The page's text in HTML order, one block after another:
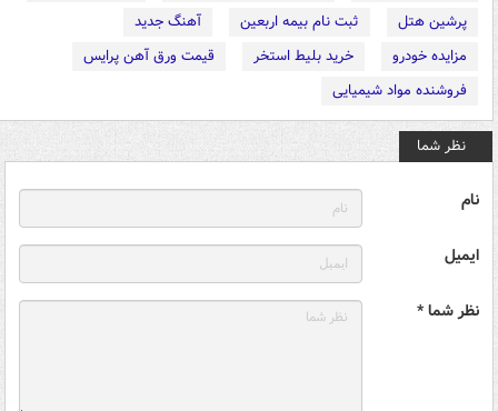
پرشین هتل
ثبت نام بیمه اربعین
آهنگ جدید
مزایده خودرو
خرید بلیط استخر
قیمت ورق آهن پرایس
فروشنده مواد شیمیایی
نظر شما
نام
ایمیل
نظر شما *